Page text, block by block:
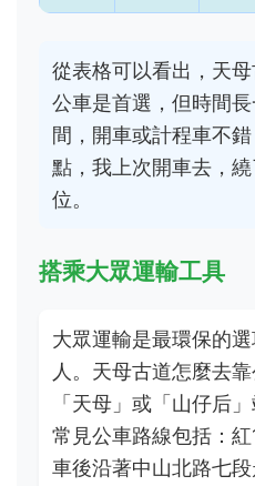
從表格可以看出，天
公車是首選，但時間
間，開車或計程車不
點，我上次開車去，
位。
搭乘大眾運輸工具
大眾運輸是最環保的
人。天母古道怎麼去
「天母」或「山仔后
常見公車路線包括：
車後沿著中山北路七